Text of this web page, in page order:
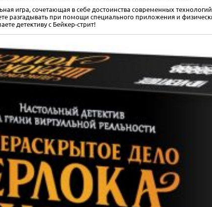
игра, сочетающая в себе достоинства современных
разгадывать при помощи специального приложения и
детективу с Бейкер-стрит!